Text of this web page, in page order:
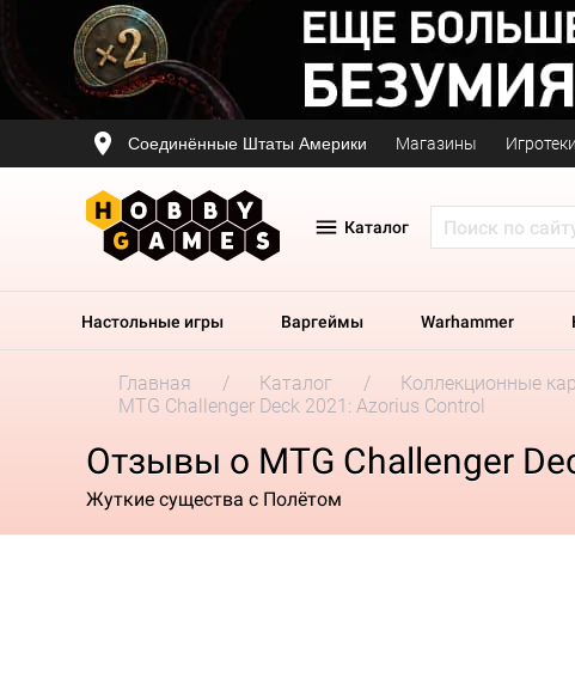
Соединённые Штаты Америки Магазины Игротеки
Каталог
Настольные игры Варгеймы Warhammer
Главная Каталог Коллекционные
MTG Challenger Deck 2021: Azorius Control
Отзывы о MTG Challenger
Жуткие существа с Полётом